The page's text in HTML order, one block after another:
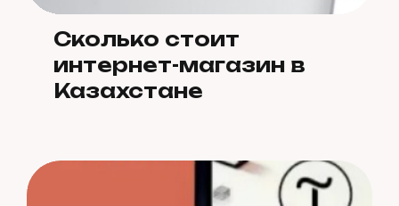
Сколько стоит
интернет-магазин в
Казахстане